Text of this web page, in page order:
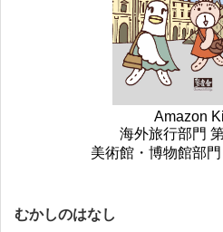
Amazon
海外旅行部門
美術館・博物館部
むかしのはなし